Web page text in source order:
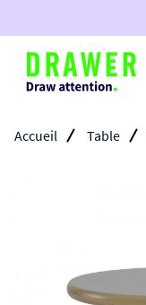
Accueil Table